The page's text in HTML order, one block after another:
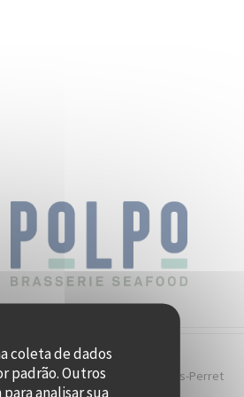
coleta de dados
padrão. Outros
analisar sua
janela))
nova janela))
Charles Pasqua,92300 Levallois-Perret